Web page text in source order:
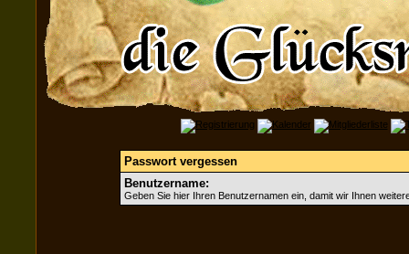
Passwort vergessen
Benutzername:
Geben Sie hier Ihren Benutzernamen ein, damit wir Ihnen